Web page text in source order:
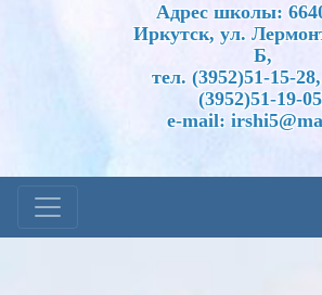
Адрес школы:
Иркутск, ул.
Б,
тел. (3952)51-15-
(3952)51-19-
e-mail: